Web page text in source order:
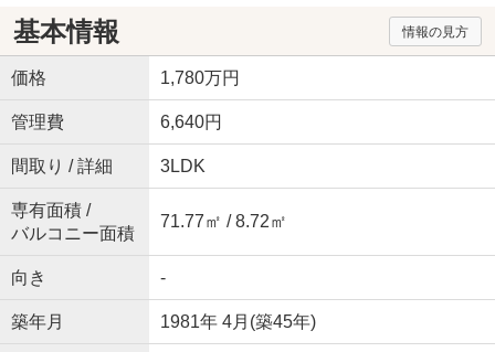
基本情報 情報の見方
価格 1,780万円
管理費 6,640円
間取り / 詳細 3LDK
専有面積 /
バルコニー面積
71.77㎡ / 8.72㎡
向き -
築年月 1981年 4月(築45年)